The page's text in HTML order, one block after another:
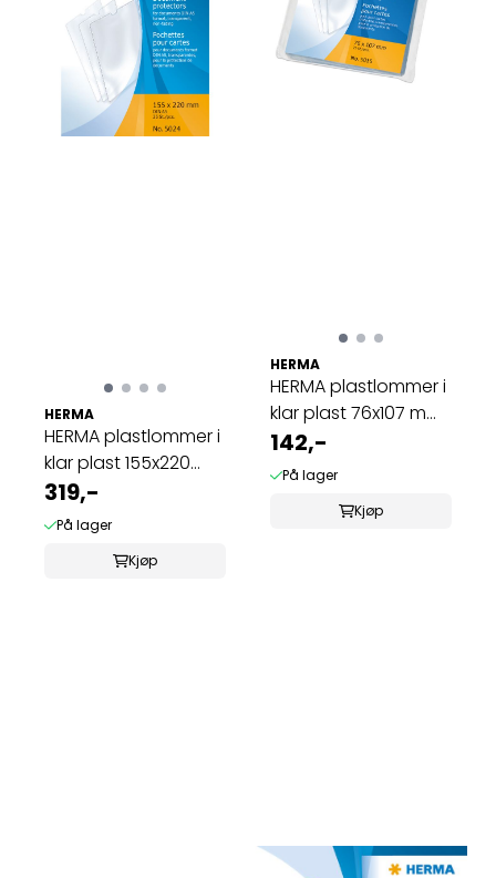
HERMA
HERMA plastlommer i
klar plast 155x220
mm, A5 (25 ...
319,-
På lager
Kjøp
HERMA
HERMA plastlommer i
klar plast 76x107 mm
(25 stk)
142,-
På lager
Kjøp